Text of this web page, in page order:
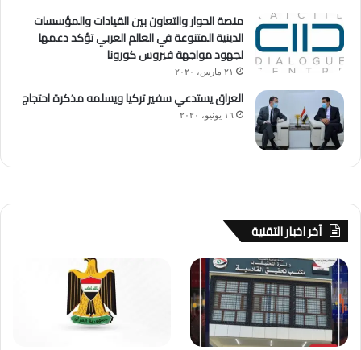
منصة الحوار والتعاون بين القيادات والمؤسسات
الدينية المتنوعة في العالم العربي تؤكد دعمها
لجهود مواجهة فيروس كورونا
٢١ مارس، ٢٠٢٠
العراق يستدعي سفير تركيا ويسلمه مذكرة احتجاج
١٦ يونيو، ٢٠٢٠
آخر اخبار التقنية